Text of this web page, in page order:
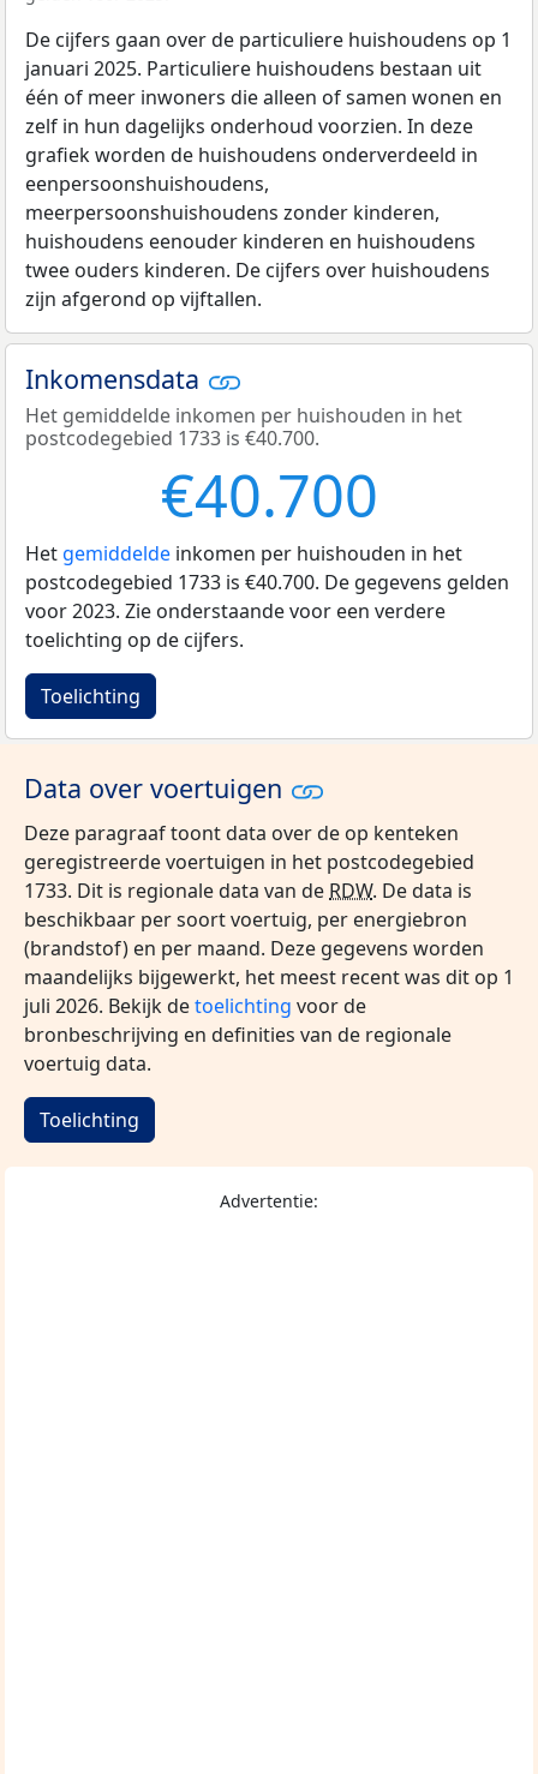
De cijfers gaan over de particuliere huishoudens op 1
januari 2025. Particuliere huishoudens bestaan uit
één of meer inwoners die alleen of samen wonen en
zelf in hun dagelijks onderhoud voorzien. In deze
grafiek worden de huishoudens onderverdeeld in
eenpersoonshuishoudens,
meerpersoonshuishoudens zonder kinderen,
huishoudens eenouder kinderen en huishoudens
twee ouders kinderen. De cijfers over huishoudens
zijn afgerond op vijftallen.
Inkomensdata
Het gemiddelde inkomen per huishouden in het
postcodegebied 1733 is €40.700.
€40.700
Het gemiddelde inkomen per huishouden in het
postcodegebied 1733 is €40.700. De gegevens gelden
voor 2023. Zie onderstaande voor een verdere
toelichting op de cijfers.
Toelichting
Data over voertuigen
Deze paragraaf toont data over de op kenteken
geregistreerde voertuigen in het postcodegebied
1733. Dit is regionale data van de RDW. De data is
beschikbaar per soort voertuig, per energiebron
(brandstof) en per maand. Deze gegevens worden
maandelijks bijgewerkt, het meest recent was dit op 1
juli 2026. Bekijk detoelichting voor de
bronbeschrijving en definities van de regionale
voertuig data.
Toelichting
Advertentie: